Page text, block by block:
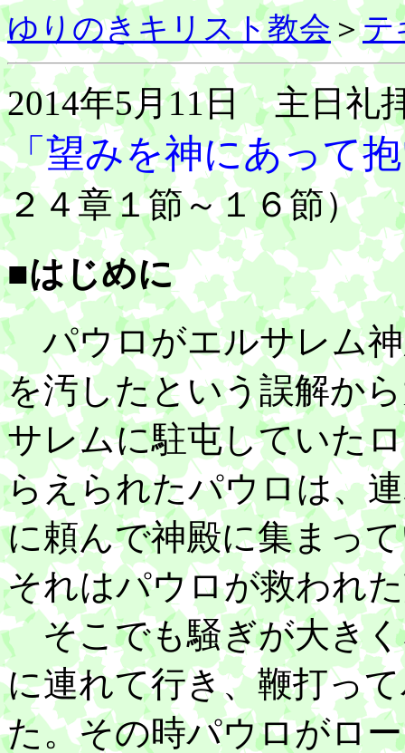
ゆりのきキリスト教会 ＞テ
2014年5月11日 主日礼
「望みを神にあって
２４章１節～１６節）
■はじめに
パウロがエルサレム神
を汚したという誤解か
サレムに駐屯していた
らえられたパウロは、
に頼んで神殿に集まっ
それはパウロが救われ
そこでも騒ぎが大きく
に連れて行き、鞭打っ
た。その時パウロがロ